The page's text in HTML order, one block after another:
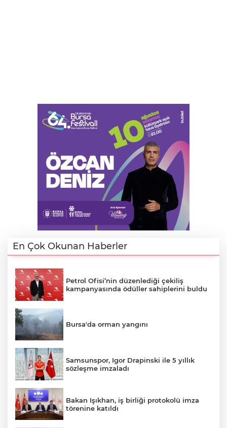
En Çok Okunan Haberler
Petrol Ofisi’nin düzenlediği çekiliş
kampanyasında ödüller sahiplerini buldu
Bursa'da orman yangını
Samsunspor, Igor Drapinski ile 5 yıllık
sözleşme imzaladı
Bakan Işıkhan, iş birliği protokolü imza
törenine katıldı